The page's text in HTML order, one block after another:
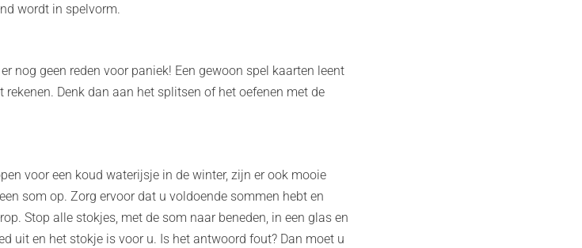
wordt in spelvorm.
nog geen reden voor paniek! Een gewoon spel kaarten leent
Denk dan aan het splitsen of het oefenen met de
voor een koud waterijsje in de winter, zijn er ook mooie
som op. Zorg ervoor dat u voldoende sommen hebt en
Stop alle stokjes, met de som naar beneden, in een glas en
uit en het stokje is voor u. Is het antwoord fout? Dan moet u